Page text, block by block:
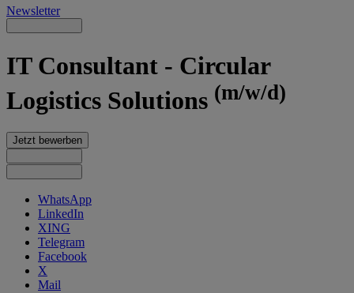
Newsletter
IT Consultant - Circular
Logistics Solutions (m/w/d)
Jetzt bewerben
WhatsApp
LinkedIn
XING
Telegram
Facebook
X
Mail